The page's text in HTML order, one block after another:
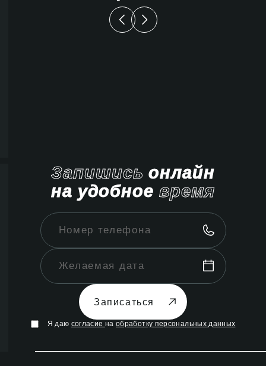
Запишисьонлайн
на удобное время
Записаться
Я даю согласие наобработку персональных данных